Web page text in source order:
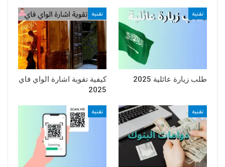
تقنية
طلب زيارة عائلية 2025
تقنية
كيفية تقوية اشارة الواي فاي
2025
تقنية تقنية